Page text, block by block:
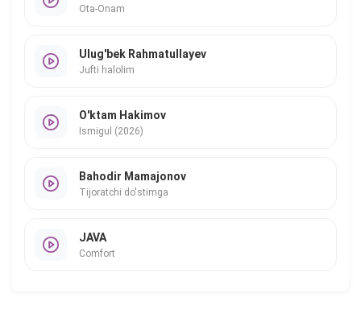
Ota-Onam
Ulug'bek Rahmatullayev
Jufti halolim
O'ktam Hakimov
Ismigul (2026)
Bahodir Mamajonov
Tijoratchi do'stimga
JAVA
Comfort